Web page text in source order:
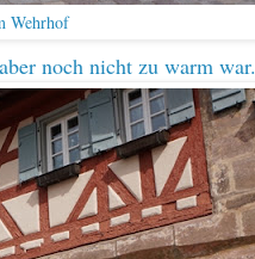
Wehrhof
noch nicht zu warm war.